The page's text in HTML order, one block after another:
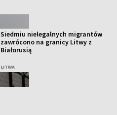
Siedmiu nielegalnych migrantów
zawrócono na granicy Litwy z
Białorusią
LITWA